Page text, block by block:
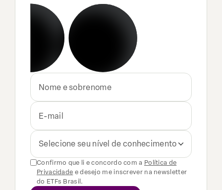
Selecione seu nível de conhecimento
Confirmo que li e concordo com a Política de
Privacidade e desejo me inscrever na newsletter
do ETFs Brasil.